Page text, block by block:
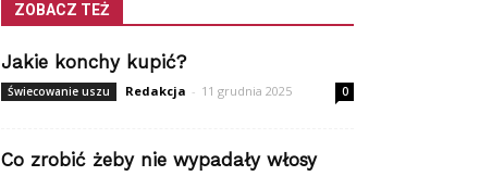
ZOBACZ TEŻ
Jakie konchy kupić?
Świecowanie uszu Redakcja - 11 grudnia 2025 0
Co zrobić żeby nie wypadały włosy